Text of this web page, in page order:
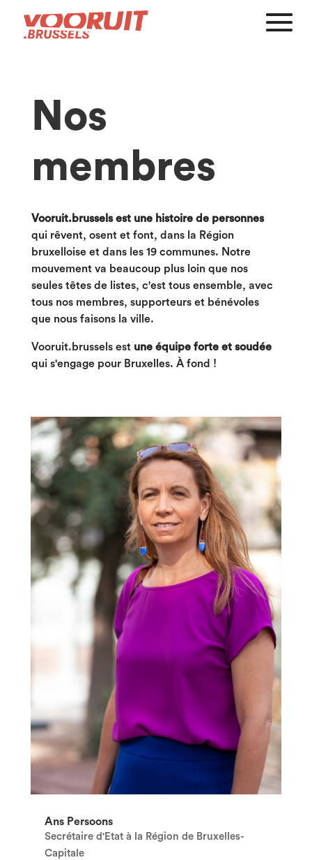
Nos
membres
Vooruit.brussels est une histoire de personnes
qui rêvent, osent et font, dans la Région
bruxelloise et dans les 19 communes. Notre
mouvement va beaucoup plus loin que nos
seules têtes de listes, c'est tous ensemble, avec
tous nos membres, supporteurs et bénévoles
que nous faisons la ville.
Vooruit.brussels est une équipe forte et soudée
qui s'engage pour Bruxelles. À fond !
Ans Persoons
Secrétaire d'Etat à la Région de Bruxelles-
Capitale